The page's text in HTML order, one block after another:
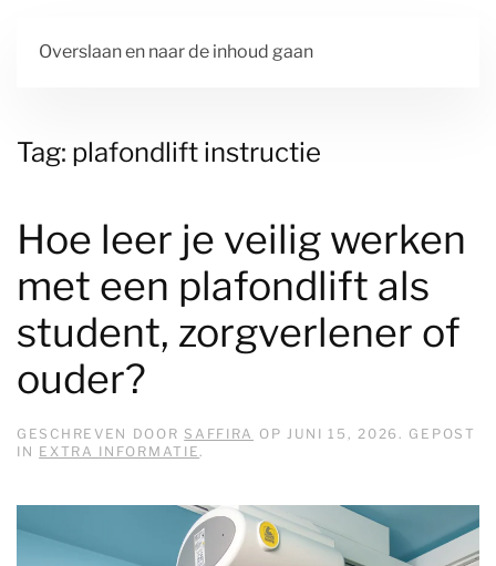
Overslaan en naar de inhoud gaan
Tag: plafondlift instructie
Hoe leer je veilig werken
met een plafondlift als
student, zorgverlener of
ouder?
GESCHREVEN DOOR SAFFIRA OP JUNI 15, 2026. GEPOST
IN EXTRA INFORMATIE.